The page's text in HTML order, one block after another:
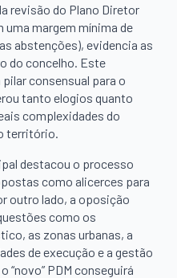
revisão do Plano Diretor
uma margem mínima de
abstenções), evidencia as
do concelho. Este
consensual para o
tanto elogios quanto
complexidades do
território.
destacou o processo
como alicerces para
outro lado, a oposição
como os
as zonas urbanas, a
de execução e a gestão
“novo” PDM conseguirá